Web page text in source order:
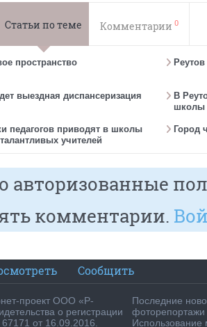
Статьи по теме Комментарии 0
пространство
выездная диспансеризация
В
школы
педагогов приводят в школы
учителей
Город
авторизованные
комментарии.
Сообщить
проект ООО «Р-
о регистрации
от 16.09.2016.
Последние
фоторепортажи
Использование